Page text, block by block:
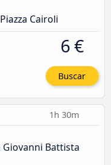
Cairoli
6 €
Buscar
1h 30m
Giovanni Battista